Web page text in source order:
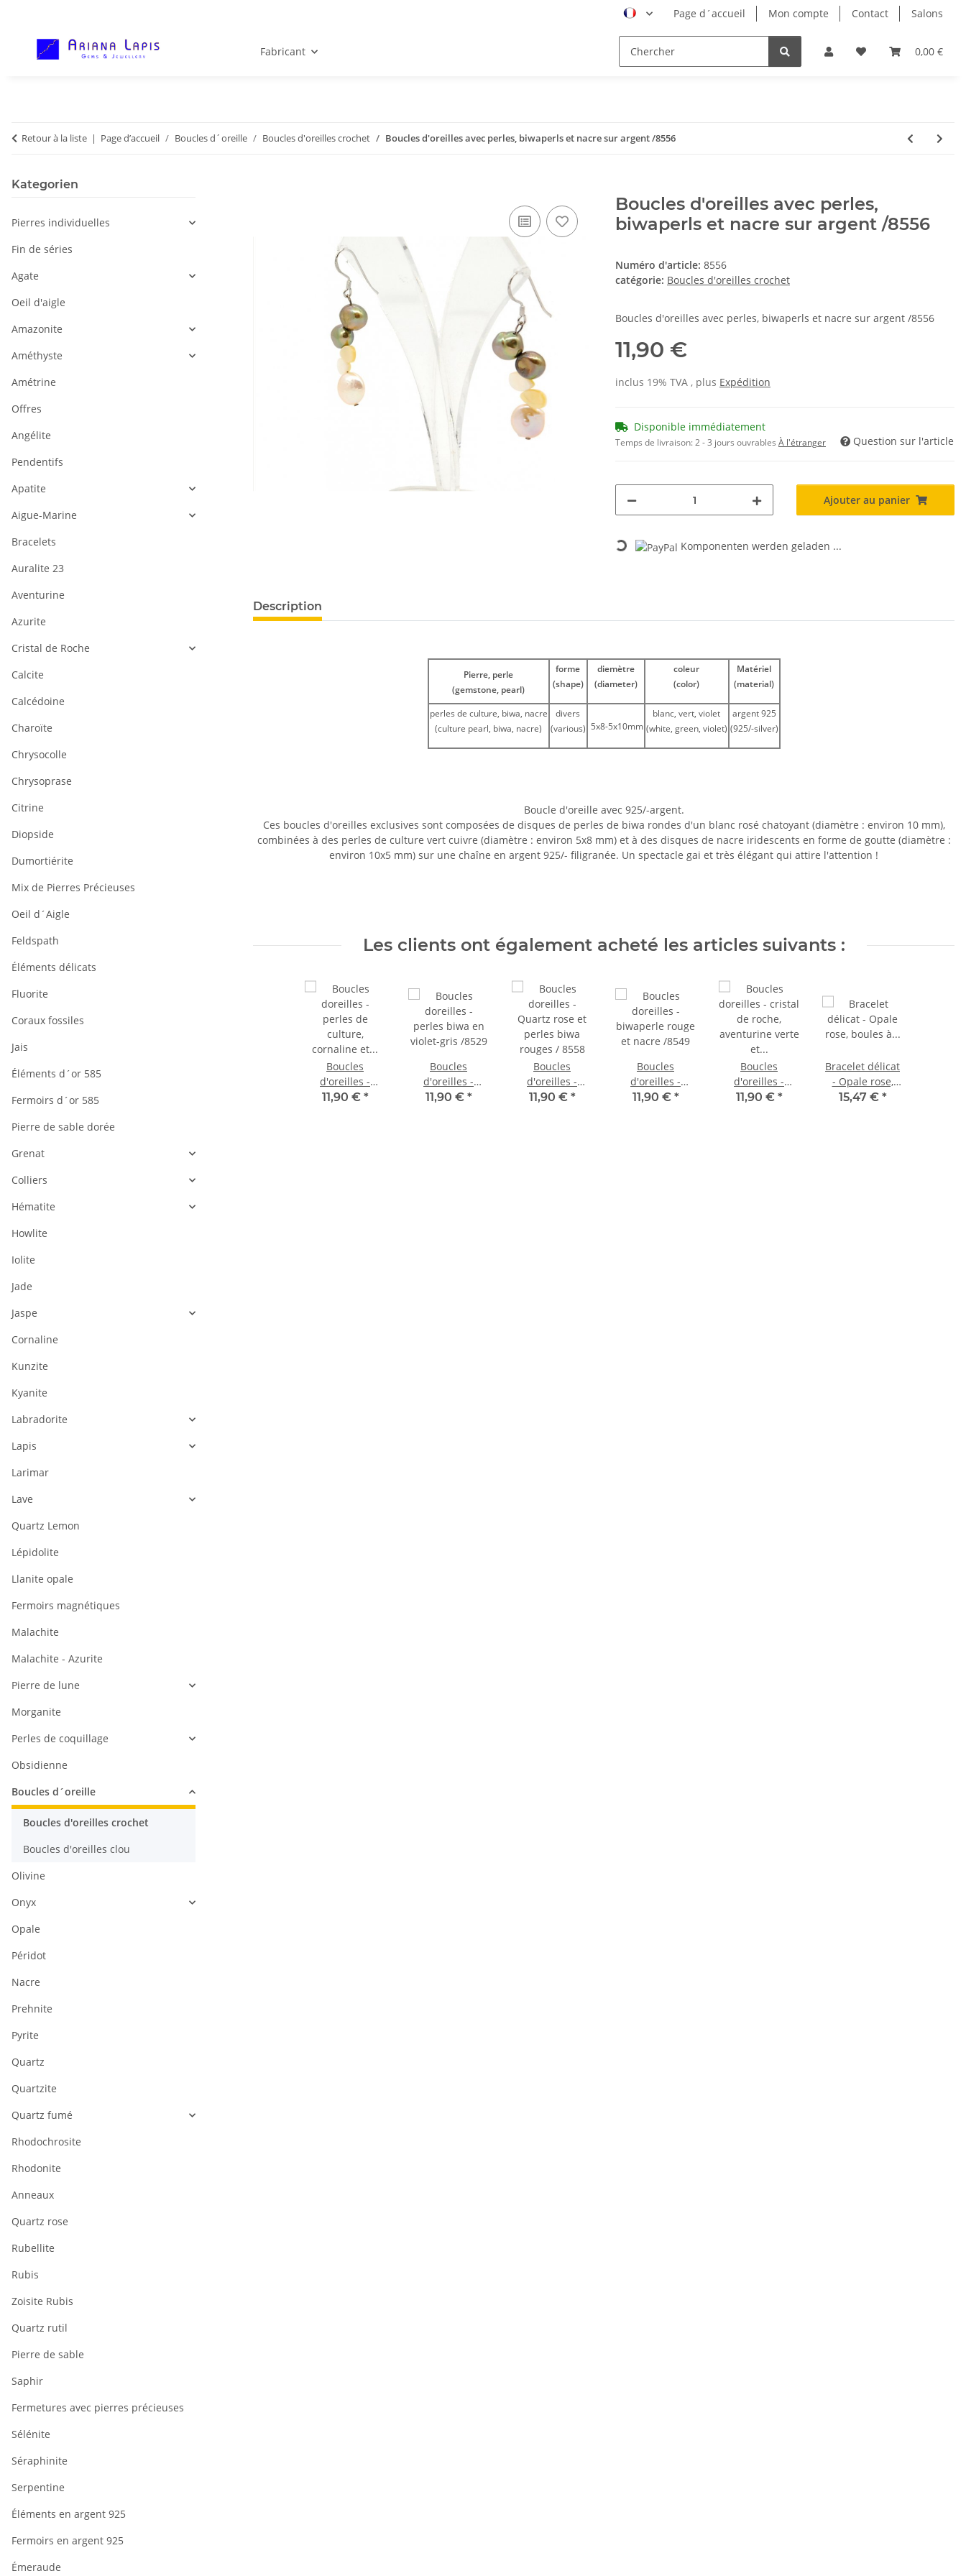
Page d´accueil Mon compte Contact Salons
0,00 €
Fabricant
Retour à la liste Page d’accueil Boucles d´oreille Boucles d'oreilles crochet Boucles d'oreilles avec perles, biwaperls et nacre sur argent /8556
Boucles d'oreilles avec perles,
biwaperls et nacre sur argent /8556
Numéro d'article: 8556
catégorie: Boucles d'oreilles crochet
Boucles d'oreilles avec perles, biwaperls et nacre sur argent /8556
11,90 €
inclus 19% TVA , plus Expédition
Disponible immédiatement
Temps de livraison:2 - 3 jours ouvrables À l'étranger Question sur l'article
Ajouter au panier
Loading... Komponenten werden geladen ...
Description
Pierre, perle
(gemstone, pearl)
forme
(shape)
diemètre
(diameter)
coleur
(color)
Matériel
(material)
perles de culture, biwa, nacre
(culture pearl, biwa, nacre)
divers
(various) 5x8-5x10mm
blanc, vert, violet
(white, green, violet)
argent 925
(925/-silver)
Boucle d'oreille avec 925/-argent.
Ces boucles d'oreilles exclusives sont composées de disques de perles de biwa rondes d'un blanc rosé chatoyant (diamètre : environ 10 mm),
combinées à des perles de culture vert cuivre (diamètre : environ 5x8 mm) et à des disques de nacre iridescents en forme de goutte (diamètre :
environ 10x5 mm) sur une chaîne en argent 925/- filigranée. Un spectacle gai et très élégant qui attire l'attention !
Les clients ont également acheté les articles suivants :
Boucles
d'oreilles -
perles de
11,90 € *
Boucles
d'oreilles -
perles biwa en
11,90 € *
Boucles
d'oreilles -
Quartz rose et
11,90 € *
Boucles
d'oreilles -
biwaperle rouge
11,90 € *
Boucles
d'oreilles -
cristal de roche,
11,90 € *
Bracelet délicat
- Opale rose,
boules à
15,47 € *
Kategorien
Pierres individuelles
Fin de séries
Agate
Oeil d'aigle
Amazonite
Améthyste
Amétrine
Offres
Angélite
Pendentifs
Apatite
Aigue-Marine
Bracelets
Auralite 23
Aventurine
Azurite
Cristal de Roche
Calcite
Calcédoine
Charoïte
Chrysocolle
Chrysoprase
Citrine
Diopside
Dumortiérite
Mix de Pierres Précieuses
Oeil d´Aigle
Feldspath
Éléments délicats
Fluorite
Coraux fossiles
Jais
Éléments d´or 585
Fermoirs d´or 585
Pierre de sable dorée
Grenat
Colliers
Hématite
Howlite
Iolite
Jade
Jaspe
Cornaline
Kunzite
Kyanite
Labradorite
Lapis
Larimar
Lave
Quartz Lemon
Lépidolite
Llanite opale
Fermoirs magnétiques
Malachite
Malachite - Azurite
Pierre de lune
Morganite
Perles de coquillage
Obsidienne
Boucles d´oreille
Boucles d'oreilles crochet
Boucles d'oreilles clou
Olivine
Onyx
Opale
Péridot
Nacre
Prehnite
Pyrite
Quartz
Quartzite
Quartz fumé
Rhodochrosite
Rhodonite
Anneaux
Quartz rose
Rubellite
Rubis
Zoisite Rubis
Quartz rutil
Pierre de sable
Saphir
Fermetures avec pierres précieuses
Sélénite
Séraphinite
Serpentine
Éléments en argent 925
Fermoirs en argent 925
Émeraude